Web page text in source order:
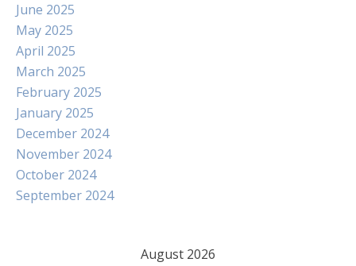
June 2025
May 2025
April 2025
March 2025
February 2025
January 2025
December 2024
November 2024
October 2024
September 2024
August 2026